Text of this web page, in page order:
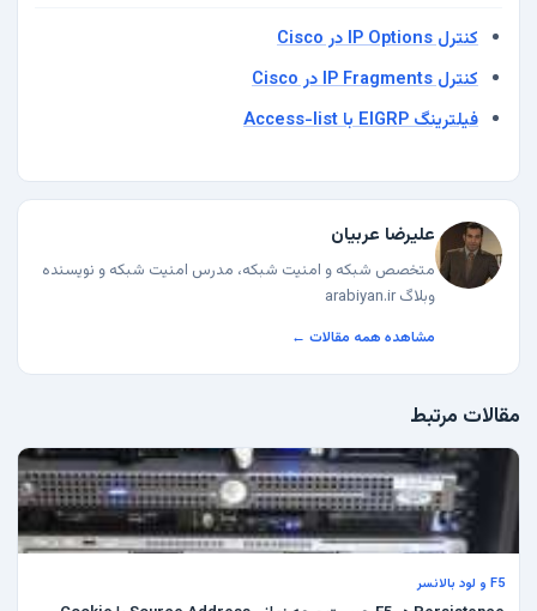
کنترل IP Options در Cisco
کنترل IP Fragments در Cisco
فیلترینگ EIGRP با Access-list
علیرضا عربیان
متخصص شبکه و امنیت شبکه، مدرس امنیت شبکه و نویسنده
وبلاگ arabiyan.ir
مشاهده همه مقالات ←
مقالات مرتبط
F5 و لود بالانسر